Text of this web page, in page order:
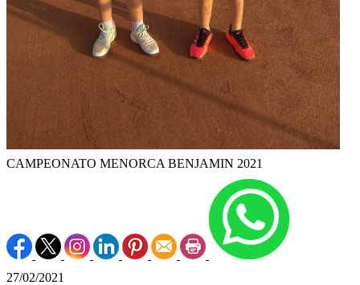
CAMPEONATO MENORCA BENJAMIN 2021
27/02/2021